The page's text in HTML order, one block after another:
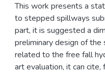
This work presents a
to stepped spillways
part, it is suggested a
preliminary design of the
related to the free fall
art evaluation, it can